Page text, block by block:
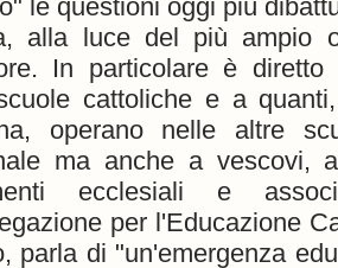
le questioni oggi più
alla luce del più ampio
In particolare è diretto
cattoliche e a
operano nelle altre
ma anche a vescovi,
ecclesiali e
per l'Educazione
parla di "un'emergenza